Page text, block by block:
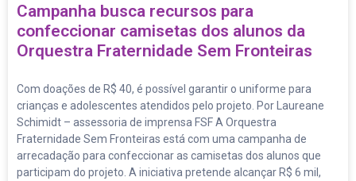
Campanha busca recursos para
confeccionar camisetas dos alunos da
Orquestra Fraternidade Sem Fronteiras
Com doações de R$ 40, é possível garantir o uniforme para
crianças e adolescentes atendidos pelo projeto. Por Laureane
Schimidt – assessoria de imprensa FSF A Orquestra
Fraternidade Sem Fronteiras está com uma campanha de
arrecadação para confeccionar as camisetas dos alunos que
participam do projeto. A iniciativa pretende alcançar R$ 6 mil,